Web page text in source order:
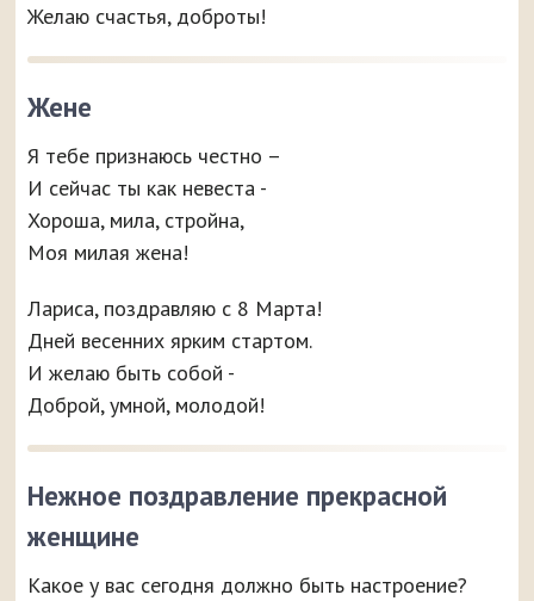
Желаю счастья, доброты!
Жене
Я тебе признаюсь честно –
И сейчас ты как невеста -
Хороша, мила, стройна,
Моя милая жена!
Лариса, поздравляю с 8 Марта!
Дней весенних ярким стартом.
И желаю быть собой -
Доброй, умной, молодой!
Нежное поздравление прекрасной
женщине
Какое у вас сегодня должно быть настроение?